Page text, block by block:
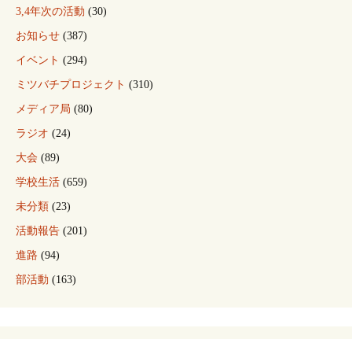
3,4年次の活動 (30)
お知らせ (387)
イベント (294)
ミツバチプロジェクト (310)
メディア局 (80)
ラジオ (24)
大会 (89)
学校生活 (659)
未分類 (23)
活動報告 (201)
進路 (94)
部活動 (163)